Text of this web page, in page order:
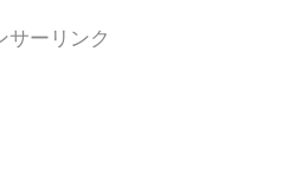
サーリンク